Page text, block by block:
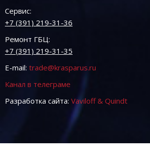
Сервис:
+7 (391) 219-31-36
Ремонт ГБЦ:
+7 (391) 219-31-35
E-mail: trade@krasparus.ru
Канал в телеграме
Разработка сайта: Vaviloff & Quindt